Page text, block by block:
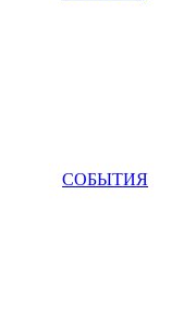
СОБЫТИЯ